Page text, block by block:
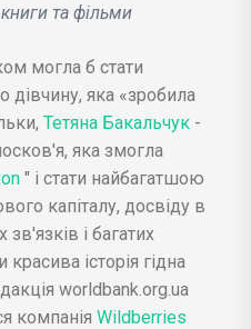
та фільми
могла б стати
яка «зробила
Тетяна Бакальчук -
яка змогла
" і стати найбагатшою
капіталу, досвіду в
зв'язків і багатих
історія гідна
worldbank.org.ua
компанія Wildberries